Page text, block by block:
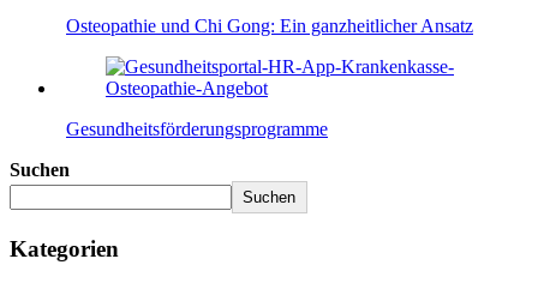
Osteopathie und Chi Gong: Ein ganzheitlicher Ansatz
Gesundheitsförderungsprogramme
Suchen
Suchen
Kategorien